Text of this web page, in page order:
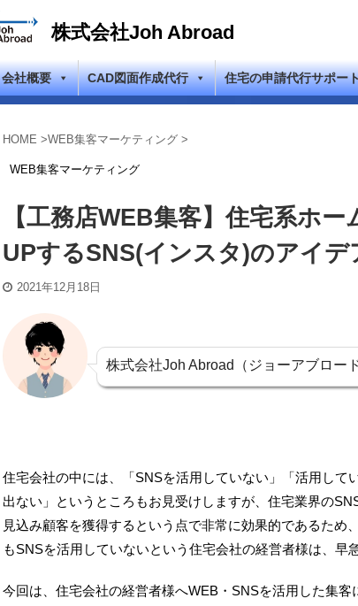
株式会社Joh Abroad
会社概要 CAD図面作成代行 住宅の申請代行サポー
HOME >WEB集客マーケティング >
WEB集客マーケティング
【工務店WEB集客】住宅系ホ
UPするSNS(インスタ)のアイデ
2021年12月18日
株式会社Joh Abroad（ジョーアブロー
住宅会社の中には、「SNSを活用していない」「活用して
出ない」というところもお見受けしますが、住宅業界の
見込み顧客を獲得するという点で非常に効果的であるため
もSNSを活用していないという住宅会社の経営者様は、早
今回は、住宅会社の経営者様へWEB・SNSを活用した集